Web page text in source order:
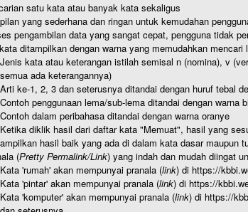
satu kata atau banyak kata sekaligus
yang sederhana dan ringan untuk kemudahan
pengambilan data yang sangat cepat, pengguna tidak
ditampilkan dengan warna yang memudahkan
Jenis kata atau keterangan istilah semisal n (nomina), v
semua ada keterangannya)
Arti ke-1, 2, 3 dan seterusnya ditandai dengan huruf tebal
Contoh penggunaan lema/sub-lema ditandai dengan warna
Contoh dalam peribahasa ditandai dengan warna oranye
Ketika diklik hasil dari daftar kata "Memuat", hasil yang
hasil baik yang ada di dalam kata dasar maupun
(Pretty Permalink/Link) yang indah dan mudah diingat
Kata 'rumah' akan mempunyai pranala (link) di https://
Kata 'pintar' akan mempunyai pranala (link) di https://
Kata 'komputer' akan mempunyai pranala (link) di https://